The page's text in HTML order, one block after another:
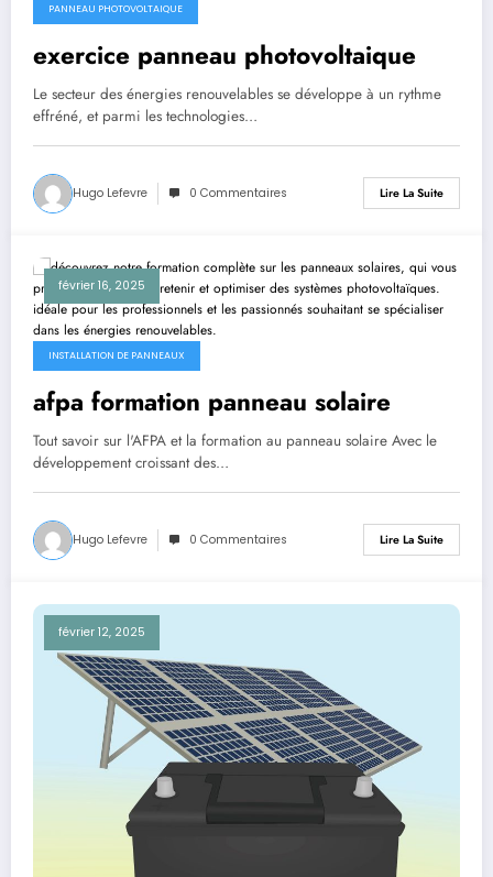
PANNEAU PHOTOVOLTAIQUE
exercice panneau photovoltaique
Le secteur des énergies renouvelables se développe à un rythme
effréné, et parmi les technologies…
Hugo Lefevre 0 Commentaires Lire La Suite
février 16, 2025
INSTALLATION DE PANNEAUX
afpa formation panneau solaire
Tout savoir sur l'AFPA et la formation au panneau solaire Avec le
développement croissant des…
Hugo Lefevre 0 Commentaires Lire La Suite
février 12, 2025